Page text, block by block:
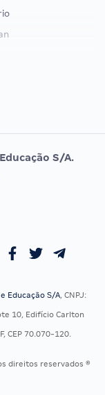
ORDEM
OAB
S/A.
Educação S/A, CNPJ:
10, Edifício Carlton
CEP 70.070-120.
direitos reservados ®